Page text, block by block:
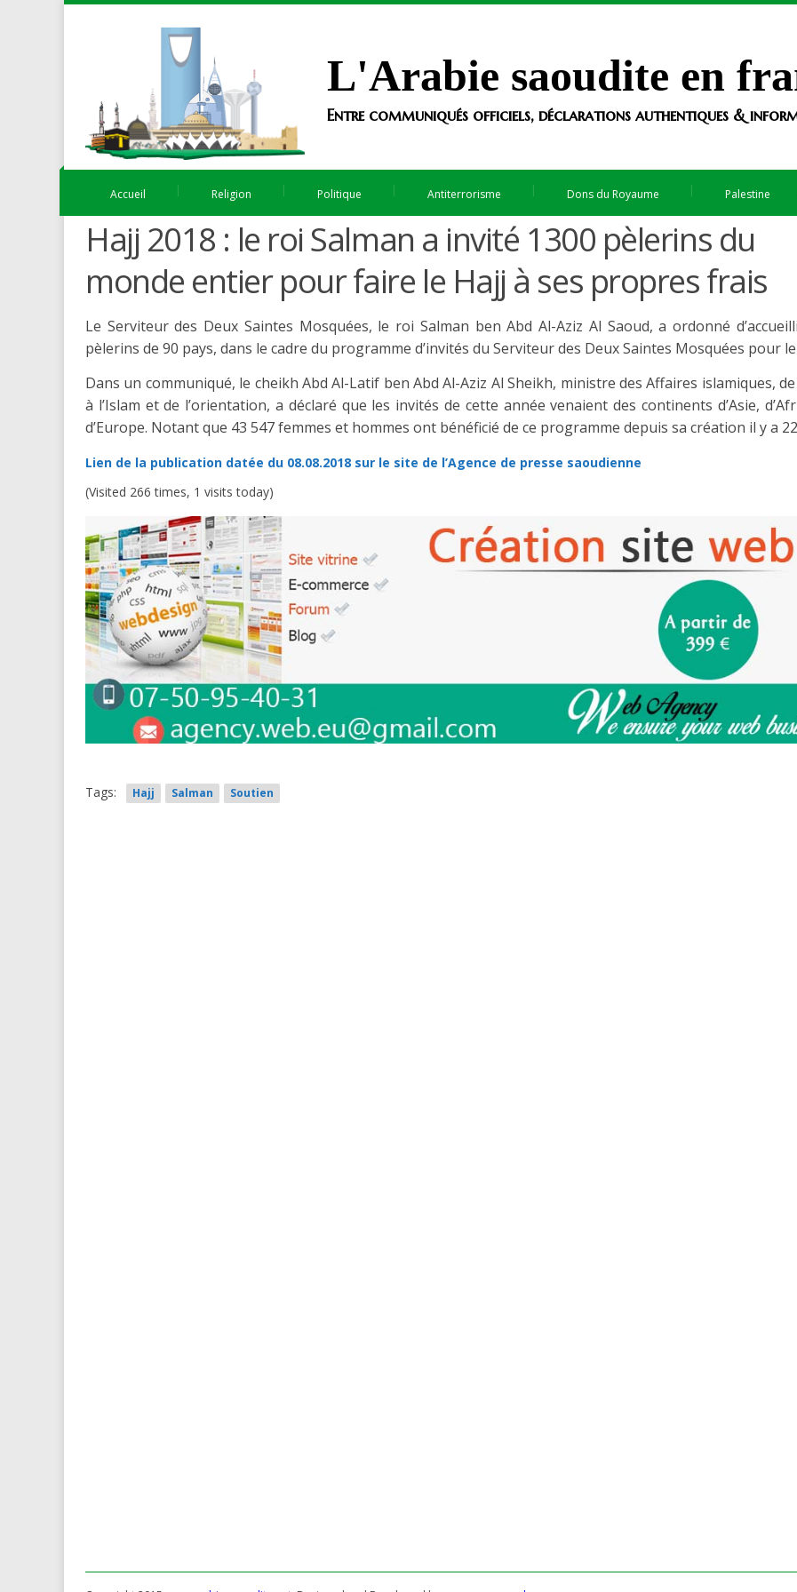
L'Arabie saoudite en
Entre communiqués officiels, déclarations authentiques &
Accueil Religion Politique Antiterrorisme Dons du Royaume Palestine
Hajj 2018 : le roi Salman a invité 1300 pèlerins du
monde entier pour faire le Hajj à ses propres frais
Le Serviteur des Deux Saintes Mosquées, le roi Salman ben Abd Al-Aziz Al Saoud, a ordonné
pèlerins de 90 pays, dans le cadre du programme d’invités du Serviteur des Deux Saintes Mosquées pour
Dans un communiqué, le cheikh Abd Al-Latif ben Abd Al-Aziz Al Sheikh, ministre des Affaires islamiques, de
à l’Islam et de l’orientation, a déclaré que les invités de cette année venaient des continents d’Asie,
d’Europe. Notant que 43 547 femmes et hommes ont bénéficié de ce programme depuis sa création il y a
Lien de la publication datée du 08.08.2018 sur le site de l’Agence de presse saoudienne
(Visited 266 times, 1 visits today)
Tags: Hajj Salman Soutien